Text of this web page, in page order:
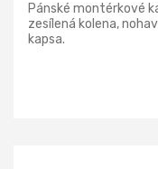
Pánské montérkové
zesílená kolena,
kapsa.